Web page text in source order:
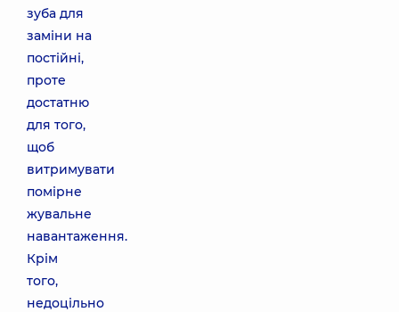
зуба для
заміни на
постійні,
проте
достатню
для того,
щоб
витримувати
помірне
жувальне
навантаження.
Крім
того,
недоцільно